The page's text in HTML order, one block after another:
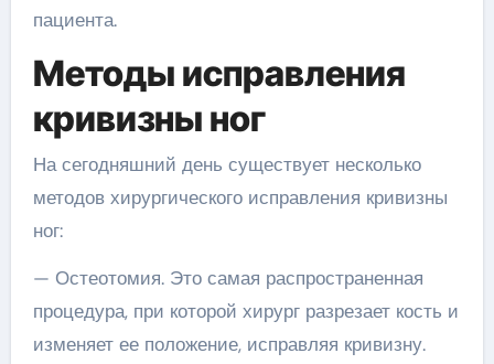
пациента.
Методы исправления
кривизны ног
На сегодняшний день существует несколько
методов хирургического исправления кривизны
ног:
— Остеотомия. Это самая распространенная
процедура, при которой хирург разрезает кость и
изменяет ее положение, исправляя кривизну.